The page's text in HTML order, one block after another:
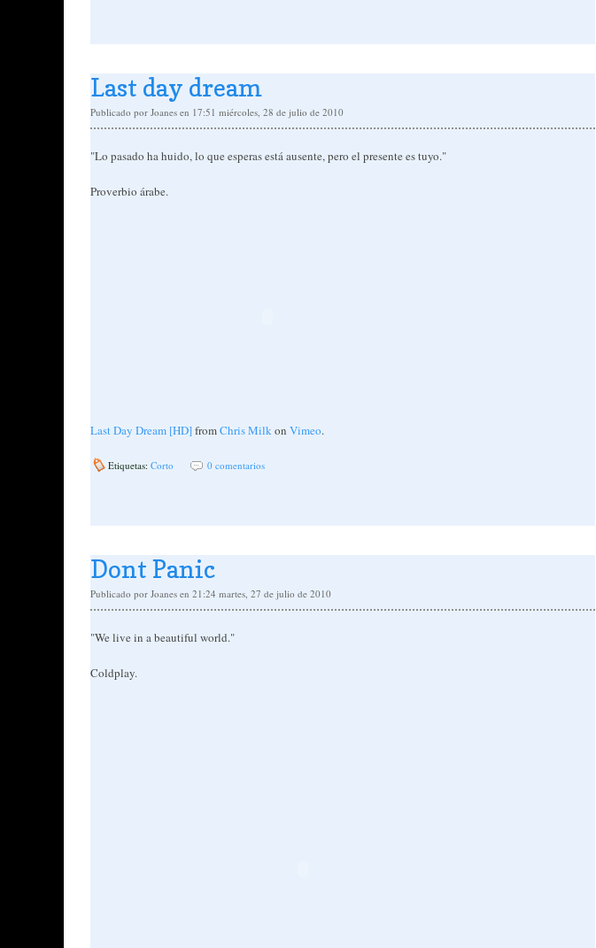
Last day dream
Publicado por Joanes en 17:51 miércoles, 28 de julio de 2010
"Lo pasado ha huido, lo que esperas está ausente, pero el presente es tuyo."
Proverbio árabe.
Last Day Dream [HD]fromChris Milkon Vimeo.
Etiquetas: Corto 0 comentarios
Dont Panic
Publicado por Joanes en 21:24 martes, 27 de julio de 2010
"We live in a beautiful world."
Coldplay.